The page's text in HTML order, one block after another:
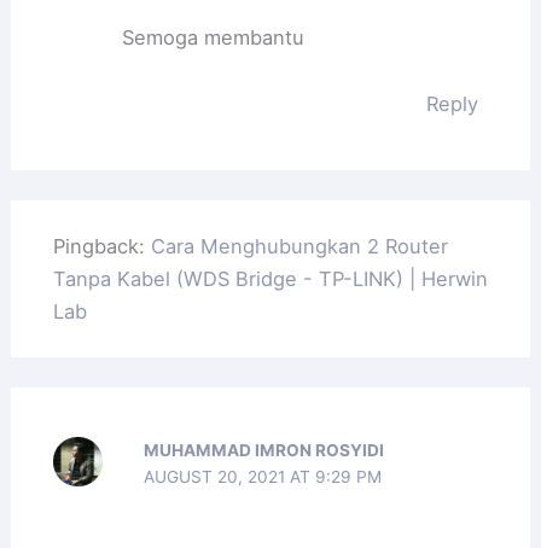
Semoga membantu
Reply
Pingback: Cara Menghubungkan 2 Router
Tanpa Kabel (WDS Bridge - TP-LINK) | Herwin
Lab
MUHAMMAD IMRON ROSYIDI
AUGUST 20, 2021 AT 9:29 PM